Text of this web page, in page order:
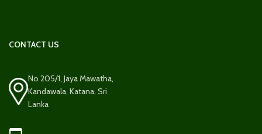
CONTACT US
No 205/1, Jaya Mawatha,
Kandawala, Katana, Sri
Lanka